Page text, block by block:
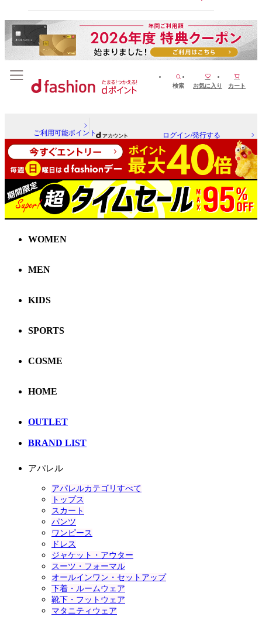
検索 お気に入り カート
ご利用可能ポイント ログイン/発行する
WOMEN
MEN
KIDS
SPORTS
COSME
HOME
OUTLET
BRAND LIST
アパレル
アパレルカテゴリすべて
トップス
スカート
パンツ
ワンピース
ドレス
ジャケット・アウター
スーツ・フォーマル
オールインワン・セットアップ
下着・ルームウェア
靴下・フットウェア
マタニティウェア